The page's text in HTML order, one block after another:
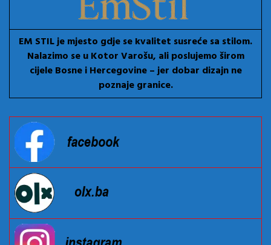
EM STIL je mjesto gdje se kvalitet susreće sa stilom.
Nalazimo se u Kotor Varošu, ali poslujemo širom
cijele Bosne i Hercegovine – jer dobar dizajn ne
poznaje granice.